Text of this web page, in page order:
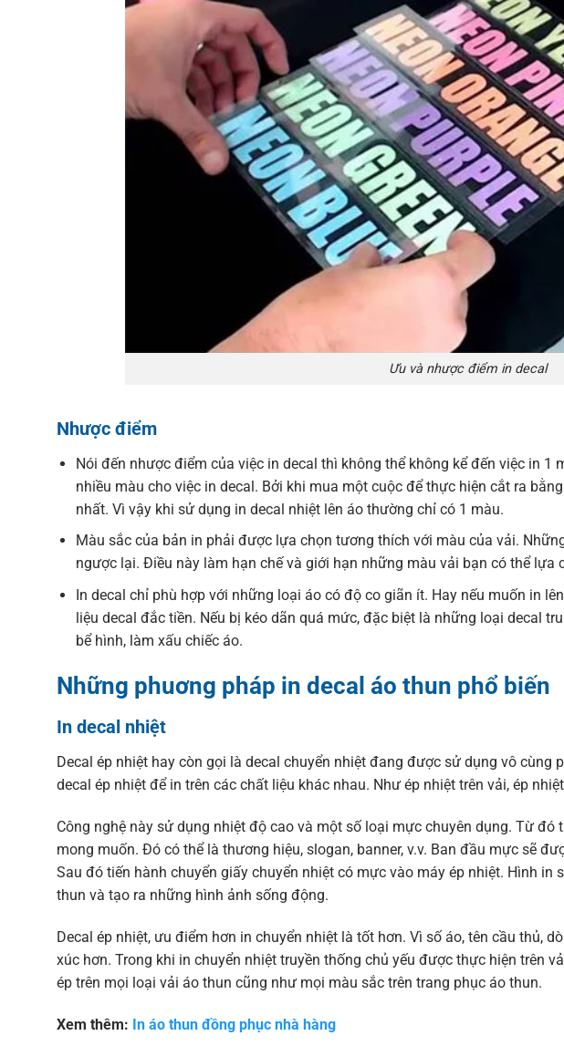
Ưu và nhược điểm in decal
Nhược điểm
Nói đến nhược điểm của việc in decal thì không thể không kể đến việc in
nhiều màu cho việc in decal. Bởi khi mua một cuộc để thực hiện cắt ra
nhất. Vì vậy khi sử dụng in decal nhiệt lên áo thường chỉ có 1 màu.
Màu sắc của bản in phải được lựa chọn tương thích với màu của vải.
ngược lại. Điều này làm hạn chế và giới hạn những màu vải bạn có thể lựa
In decal chỉ phù hợp với những loại áo có độ co giãn ít. Hay nếu muốn in
liệu decal đắc tiền. Nếu bị kéo dãn quá mức, đặc biệt là những loại decal
bể hình, làm xấu chiếc áo.
Những phuơng pháp in decal áo thun phổ biến
In decal nhiệt
Decal ép nhiệt hay còn gọi là decal chuyển nhiệt đang được sử dụng vô cùng
decal ép nhiệt để in trên các chất liệu khác nhau. Như ép nhiệt trên vải, ép
Công nghệ này sử dụng nhiệt độ cao và một số loại mực chuyên dụng. Từ
mong muốn. Đó có thể là thương hiệu, slogan, banner, v.v. Ban đầu mực sẽ
Sau đó tiến hành chuyển giấy chuyển nhiệt có mực vào máy ép nhiệt. Hình in
thun và tạo ra những hình ảnh sống động.
Decal ép nhiệt, ưu điểm hơn in chuyển nhiệt là tốt hơn. Vì số áo, tên cầu thủ,
xúc hơn. Trong khi in chuyển nhiệt truyền thống chủ yếu được thực hiện trên
ép trên mọi loại vải áo thun cũng như mọi màu sắc trên trang phục áo thun.
Xem thêm: In áo thun đồng phục nhà hàng